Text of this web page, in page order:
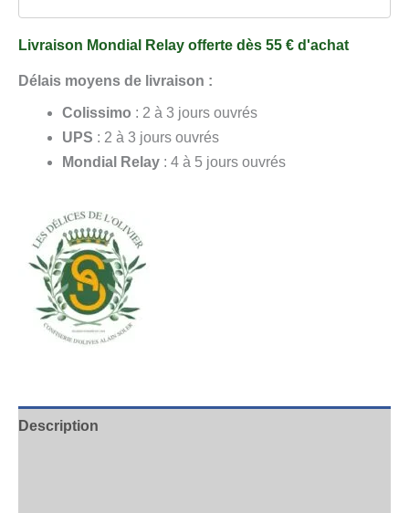
Livraison Mondial Relay offerte dès 55 € d'achat
Délais moyens de livraison :
Colissimo : 2 à 3 jours ouvrés
UPS : 2 à 3 jours ouvrés
Mondial Relay : 4 à 5 jours ouvrés
Description